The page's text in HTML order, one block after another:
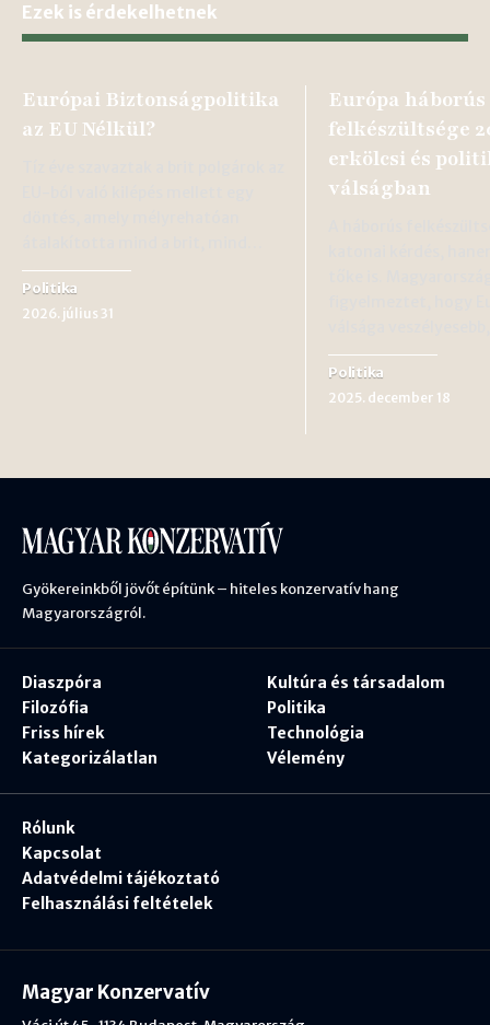
Ezek is érdekelhetnek
Európai Biztonságpolitika
az EU Nélkül?
Politika
2026. július 31
Európa háborús
felkészültsége
erkölcsi és
válságban
Politika
2025. december 18
Gyökereinkből jövőt építünk – hiteles konzervatív hang
Magyarországról.
Diaszpóra
Filozófia
Friss hírek
Kategorizálatlan
Kultúra és társadalom
Politika
Technológia
Vélemény
Rólunk
Kapcsolat
Adatvédelmi tájékoztató
Felhasználási feltételek
Magyar Konzervatív